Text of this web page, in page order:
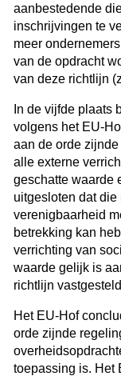
aanbestedende
inschrijvingen te
meer
van de opdracht
van deze richtlijn
In de vijfde plaats
volgens het EU-
aan de orde
alle externe
geschatte waarde
uitgesloten dat
verenigbaarheid
betrekking kan
verrichting van
waarde gelijk is
richtlijn
Het EU-Hof
orde zijnde
toepassing is. Het